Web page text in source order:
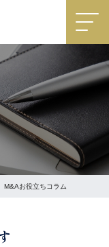
M&Aお役立ちコラム